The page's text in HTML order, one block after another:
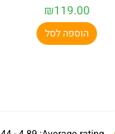
₪119.00
הוספה לסל